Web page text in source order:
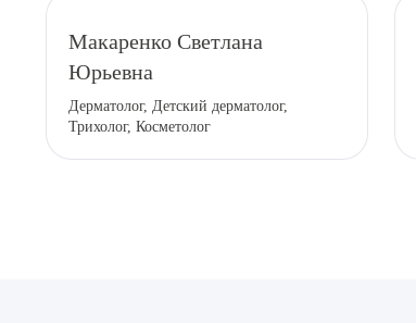
Макаренко Светлана
Юрьевна
Дерматолог, Детский дерматолог,
Трихолог, Косметолог